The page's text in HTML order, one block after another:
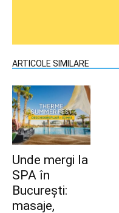
ARTICOLE SIMILARE
Unde mergi la
SPA în
București:
masaje,